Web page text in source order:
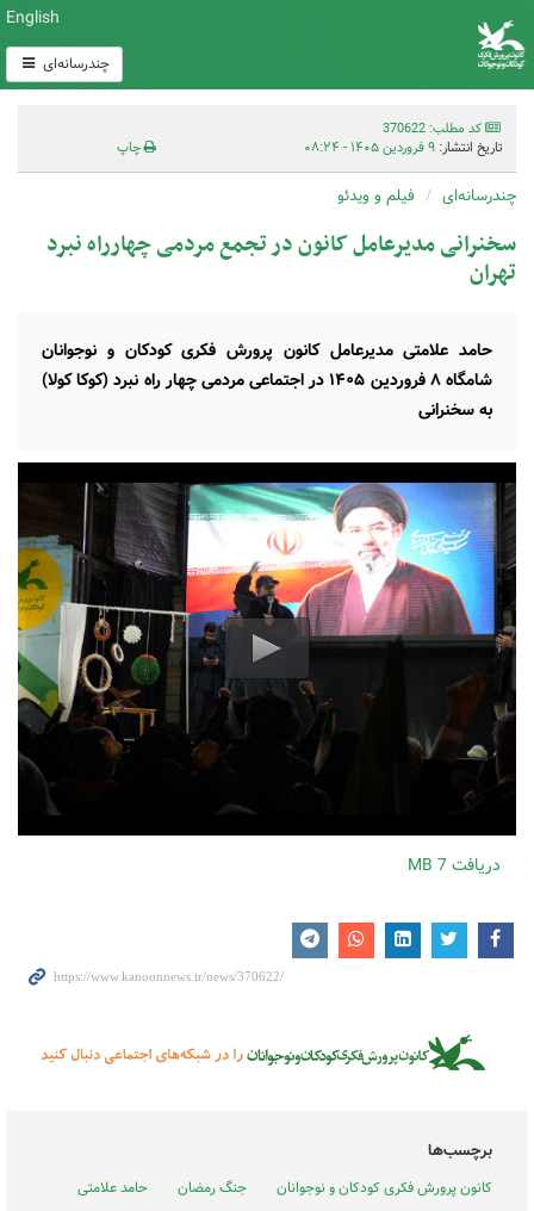
English
چندرسانه‌ای
کد مطلب: 370622
تاریخ انتشار: ۹ فروردین ۱۴۰۵ - ۰۸:۲۴ چاپ
چندرسانه‌ای فیلم و ویدئو
سخنرانی مدیرعامل کانون در تجمع مردمی چهارراه نبرد
تهران
حامد علامتی مدیرعامل کانون پرورش فکری کودکان و نوجوانان
شامگاه ۸ فروردین ۱۴۰۵ در اجتماعی مردمی چهار راه نبرد (کوکا کولا)
به سخنرانی
دریافت7 MB
برچسب‌ها
کانون پرورش فکری کودکان و نوجوانان جنگ رمضان
حامد علامتی